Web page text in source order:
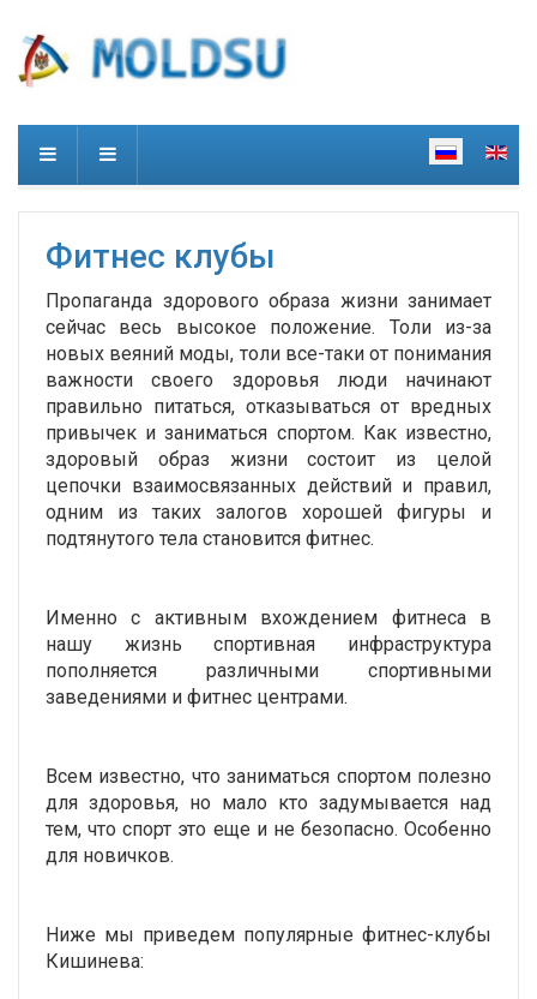
Фитнес клубы
Пропаганда здорового образа жизни занимает
сейчас весь высокое положение. Толи из-за
новых веяний моды, толи все-таки от понимания
важности своего здоровья люди начинают
правильно питаться, отказываться от вредных
привычек и заниматься спортом. Как известно,
здоровый образ жизни состоит из целой
цепочки взаимосвязанных действий и правил,
одним из таких залогов хорошей фигуры и
подтянутого тела становится фитнес.
Именно с активным вхождением фитнеса в
нашу жизнь спортивная инфраструктура
пополняется различными спортивными
заведениями и фитнес центрами.
Всем известно, что заниматься спортом полезно
для здоровья, но мало кто задумывается над
тем, что спорт это еще и не безопасно. Особенно
для новичков.
Ниже мы приведем популярные фитнес-клубы
Кишинева: